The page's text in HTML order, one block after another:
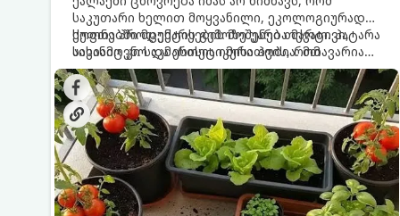
საკუთარი ხელით მოყვანილი, ეკოლოგიურად
სუფთა პროდუქტის გემოზე უარი თქვათ. პატარა
აივანიც კი საკმარისია იმისათვის, რომ
მოიწყოთ მინი-ბოსტანი, საიდანაც
ყოველდღიურად ახალ, არომატულ მწვანილსა
და ბოსტნეულს მოკრეფთ.
ქოთნებში მცენარეების მოშენება მარტივი,
სასიამოვნო და ესთეტიკური ჰობია. მთავარია
იცოდეთ, რომელი კულტურები ეგუებიან
ქოთნის პირობებს ყველაზე კარგად და როგორ
მოუაროთ მათ სწორად.